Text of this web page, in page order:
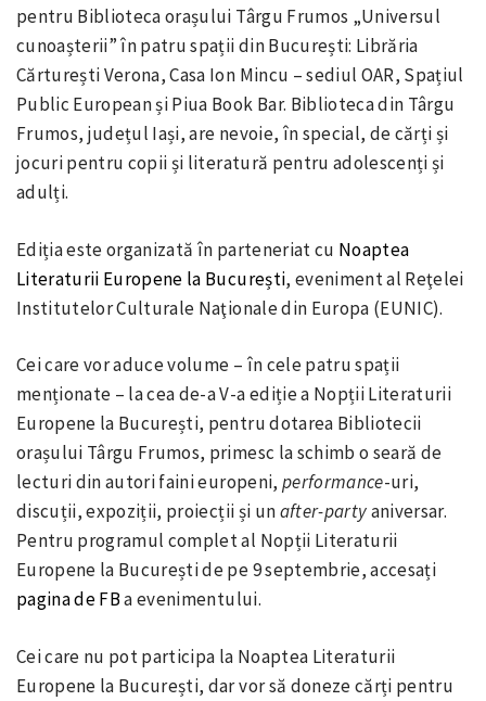
pentru Biblioteca orașului Târgu Frumos „Universul
cunoașterii” în patru spații din București: Librăria
Cărturești Verona, Casa Ion Mincu – sediul OAR, Spațiul
Public European și Piua Book Bar. Biblioteca din Târgu
Frumos, județul Iași, are nevoie, în special, de cărți și
jocuri pentru copii și literatură pentru adolescenți și
adulți.
Ediția este organizată în parteneriat cu Noaptea
Literaturii Europene la București, eveniment al Reţelei
Institutelor Culturale Naţionale din Europa (EUNIC).
Cei care vor aduce volume – în cele patru spații
menționate – la cea de-a V-a ediție a Nopții Literaturii
Europene la București, pentru dotarea Bibliotecii
orașului Târgu Frumos, primesc la schimb o seară de
lecturi din autori faini europeni, performance-uri,
discuții, expoziții, proiecții și unafter-partyaniversar.
Pentru programul complet al Nopții Literaturii
Europene la București de pe 9 septembrie, accesați
pagina de FBa evenimentului.
Cei care nu pot participa la Noaptea Literaturii
Europene la București, dar vor să doneze cărți pentru